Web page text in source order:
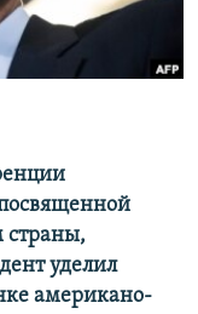
страны,
уделил
американо-